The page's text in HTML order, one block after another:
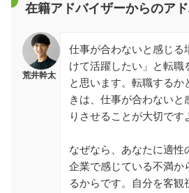
在籍アドバイザーからのア
荒井幹太
仕事が合わないと感じる
けて活躍したい」と転職
と思います。転職するか
きは、仕事が合わないと
りさせることが大切です
なぜなら、あなたに適性
企業で感じている不満か
るからです。自分を客観